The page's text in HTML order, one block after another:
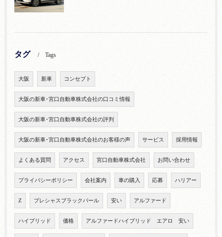
タグ Tags
大阪 新車 コンセプト
大阪の新車･宮口自動車株式会社の口コミ情報
大阪の新車･宮口自動車株式会社の評判
大阪の新車･宮口自動車株式会社のお客様の声 サービス 採用情報
よくある質問 アクセス 宮口自動車株式会社 お問い合わせ
プライバシーポリシー 会社案内 車の購入 応募 ハリアー
Z プレシャスブラックパール 安い アルファード
ハイブリッド 価格 アルファードハイブリッド エアロ 安い